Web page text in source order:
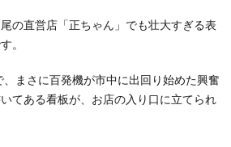
の直営店「正ちゃん」でも壮大すぎる表
。
まさに百発機が市中に出回り始めた興奮
てある看板が、お店の入り口に立てられ